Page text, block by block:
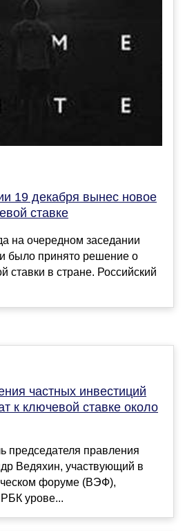
19 декабря вынес новое
ставке
на очередном заседании
было принято решение о
ставки в стране. Российский
частных инвестиций
к ключевой ставке около
председателя правления
Ведяхин, участвующий в
форуме (ВЭФ),
урове...